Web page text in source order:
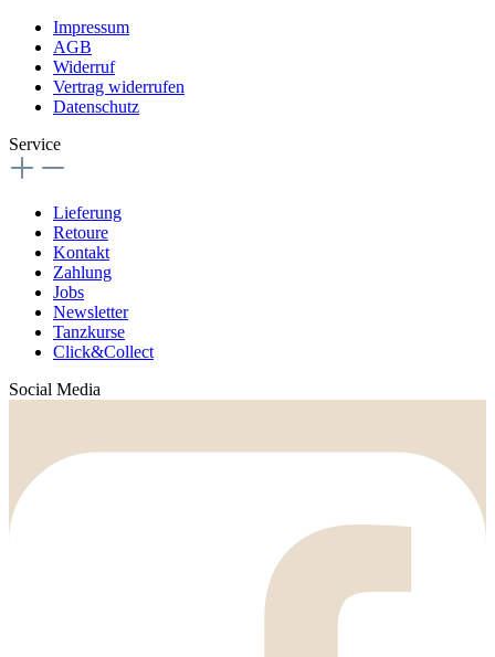
Impressum
AGB
Widerruf
Vertrag widerrufen
Datenschutz
Service
Lieferung
Retoure
Kontakt
Zahlung
Jobs
Newsletter
Tanzkurse
Click&Collect
Social Media